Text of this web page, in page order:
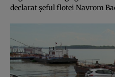
declarat şeful flotei Navrom